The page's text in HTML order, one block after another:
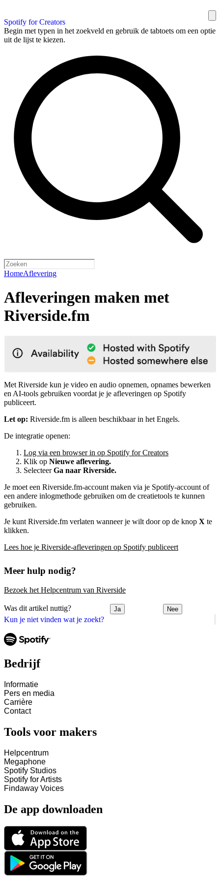
Spotify for Creators
Begin met typen in het zoekveld en gebruik de tabtoets om een optie
uit de lijst te kiezen.
HomeAflevering
Kun je niet vinden wat je zoekt?
Afleveringen maken met
Riverside.fm
Met Riverside kun je video en audio opnemen, opnames bewerken
en AI-tools gebruiken voordat je je afleveringen op Spotify
publiceert.
Let op: Riverside.fm is alleen beschikbaar in het Engels.
De integratie openen:
Log via een browser in op Spotify for Creators
Klik op Nieuwe aflevering.
SelecteerGa naar Riverside.
Je moet een Riverside.fm-account maken via je Spotify-account of
een andere inlogmethode gebruiken om de creatietools te kunnen
gebruiken.
Je kunt Riverside.fm verlaten wanneer je wilt door op de knop X te
klikken.
Lees hoe je Riverside-afleveringen op Spotify publiceert
Meer hulp nodig?
Bezoek het Helpcentrum van Riverside
Was dit artikel nuttig? Ja Nee
Bedrijf
Informatie
Pers en media
Carrière
Contact
Tools voor makers
Helpcentrum
Megaphone
Spotify Studios
Spotify for Artists
Findaway Voices
De app downloaden